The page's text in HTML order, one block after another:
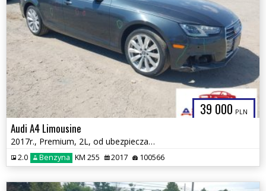
39 000 PLN
Audi A4 Limousine
2017r., Premium, 2L, od ubezpieczalni
2.0 Benzyna KM 255 2017 100566